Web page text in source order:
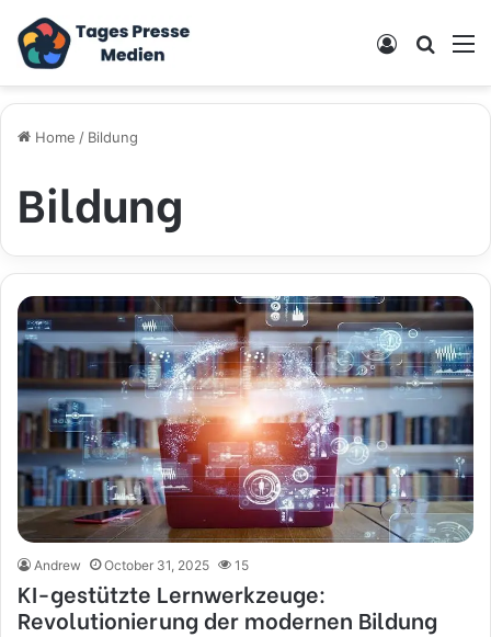
Log In
Home / Bildung
Bildung
Andrew October 31, 2025 15
KI-gestützte Lernwerkzeuge:
Revolutionierung der modernen Bildung